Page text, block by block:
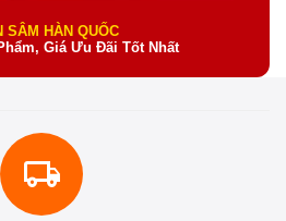
SÂM HÀN QUỐC
Giá Ưu Đãi Tốt Nhất